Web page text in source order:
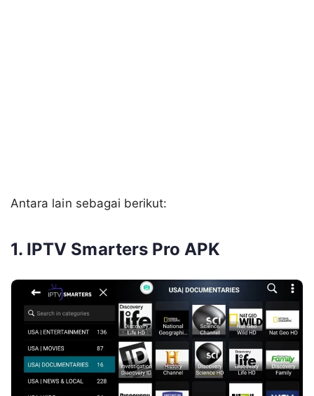
Antara lain sebagai berikut:
1. IPTV Smarters Pro APK